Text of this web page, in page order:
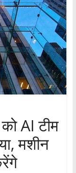
AI टीम
मशीन